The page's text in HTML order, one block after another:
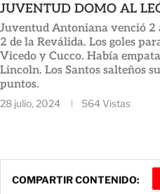
JUVENTUD DOMO AL
Juventud Antoniana venció 2
2 de la Reválida. Los goles
Vicedo y Cucco. Había
Lincoln. Los Santos salteños
puntos.
28 julio, 2024 564 Vistas
COMPARTIR CONTENIDO: